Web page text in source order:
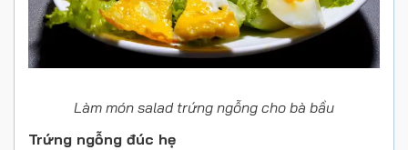
Làm món salad trứng ngỗng cho bà bầu
Trứng ngỗng đúc hẹ